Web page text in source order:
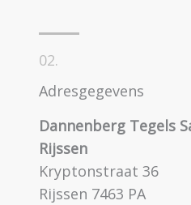
02.
Adresgegevens
Dannenberg Tegels
Rijssen
Kryptonstraat 36
Rijssen 7463 PA